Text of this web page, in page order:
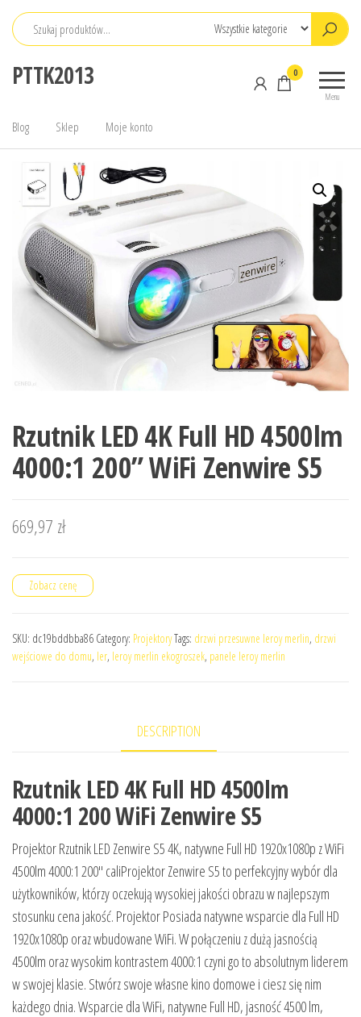
Przejdź
PTTK2013
Menu
0
Blog Sklep Moje konto
Rzutnik LED 4K Full HD 4500lm
4000:1 200” WiFi Zenwire S5
669,97 zł
Zobacz cenę
SKU: dc19bddbba86 Category: ProjektoryTags: drzwi przesuwne leroy merlin, drzwi
wejściowe do domu, ler, leroy merlin ekogroszek, panele leroy merlin
DESCRIPTION
Rzutnik LED 4K Full HD 4500lm
4000:1 200 WiFi Zenwire S5
Projektor Rzutnik LED Zenwire S5 4K, natywne Full HD 1920x1080p z WiFi
4500lm 4000:1 200″ caliProjektor Zenwire S5 to perfekcyjny wybór dla
użytkowników, którzy oczekują wysokiej jakości obrazu w najlepszym
stosunku cena jakość. Projektor Posiada natywne wsparcie dla Full HD
1920x1080p oraz wbudowane WiFi. W połączeniu z dużą jasnością
4500lm oraz wysokim kontrastem 4000:1 czyni go to absolutnym liderem
w swojej klasie. Stwórz swoje własne kino domowe i ciesz się nim
każdego dnia. Wsparcie dla WiFi, natywne Full HD, jasność 4500 lm,